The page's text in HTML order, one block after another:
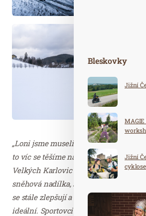
„Loni jsme museli běžkařský závod
to víc se těšíme na letošní ročník.
Velkých Karlovic konečně dorazila
sněhová nadílka, sněžit má i v
se stále zlepšují a věříme, že na
ideální. Sportovci se do Noční stopy
Bleskovky
Jižní
Jižní